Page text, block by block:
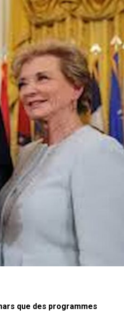
que des programmes